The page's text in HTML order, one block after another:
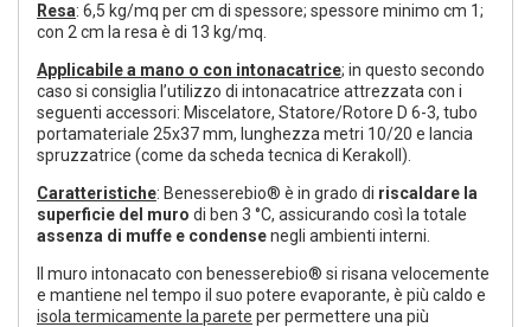
Resa: 6,5 kg/mq per cm di spessore; spessore minimo cm 1;
con 2 cm la resa è di 13 kg/mq.
Applicabile a mano o con intonacatrice; in questo secondo
caso si consiglia l’utilizzo di intonacatrice attrezzata con i
seguenti accessori: Miscelatore, Statore/Rotore D 6-3, tubo
portamateriale 25x37 mm, lunghezza metri 10/20 e lancia
spruzzatrice (come da scheda tecnica di Kerakoll).
Caratteristiche: Benesserebio® è in grado di riscaldare la
superficie del muro di ben 3 °C, assicurando così la totale
assenza di muffe e condensenegli ambienti interni.
Il muro intonacato con benesserebio® si risana velocemente
e mantiene nel tempo il suo potere evaporante, è più caldo e
isola termicamente la parete per permettere una più